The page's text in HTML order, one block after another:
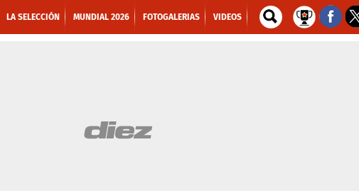
LA SELECCIÓN MUNDIAL 2026 FOTOGALERIAS VIDEOS